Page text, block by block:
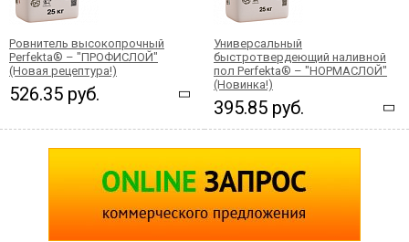
Ровнитель высокопрочный
Perfekta® – "ПРОФИСЛОЙ"
(Новая рецептура!)
526.35 руб.
Универсальный
быстротвердеющий наливной
пол Perfekta® – "НОРМАСЛОЙ"
(Новинка!)
395.85 руб.